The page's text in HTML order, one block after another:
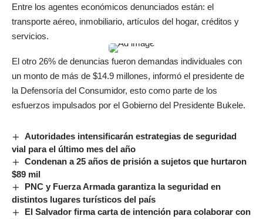
Entre los agentes económicos denunciados están: el
transporte aéreo, inmobiliario, artículos del hogar, créditos y
servicios.
El otro 26% de denuncias fueron demandas individuales con
un monto de más de $14.9 millones, informó el presidente de
la Defensoría del Consumidor, esto como parte de los
esfuerzos impulsados por el Gobierno del Presidente Bukele.
Autoridades intensificarán estrategias de seguridad
vial para el último mes del año
Condenan a 25 años de prisión a sujetos que hurtaron
$89 mil
PNC y Fuerza Armada garantiza la seguridad en
distintos lugares turísticos del país
El Salvador firma carta de intención para colaborar con